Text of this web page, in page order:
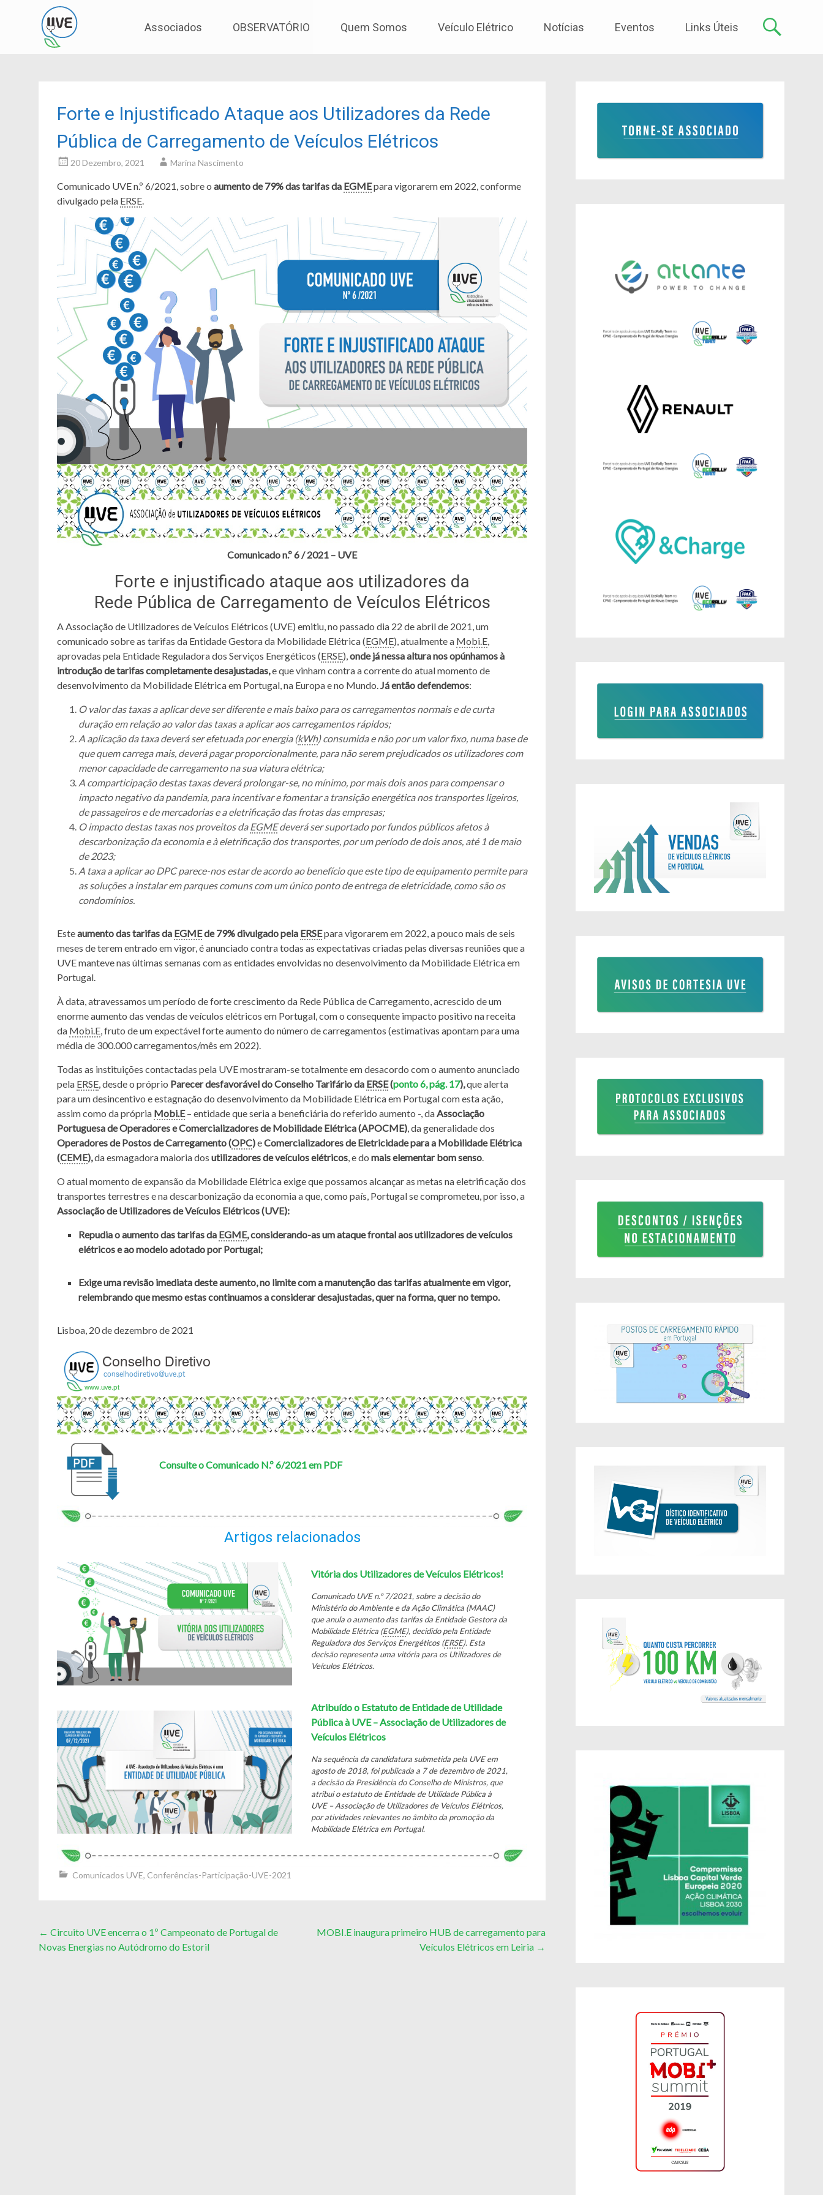
to
Associados OBSERVATÓRIO Quem Somos Veículo Elétrico Notícias Eventos Links Úteis
Forte e Injustificado Ataque aos Utilizadores da Rede
Pública de Carregamento de Veículos Elétricos
20 Dezembro, 2021 Marina Nascimento
Comunicado UVE n.º 6/2021, sobre o aumento de 79% das tarifas da EGMEpara vigorarem em 2022, conforme
divulgado pela ERSE.
Comunicado n.º 6 / 2021 – UVE
Forte e injustificado ataque aos utilizadores da
Rede Pública de Carregamento de Veículos Elétricos
A Associação de Utilizadores de Veículos Elétricos (UVE) emitiu, no passado dia 22 de abril de 2021, um
comunicado sobre as tarifas da Entidade Gestora da Mobilidade Elétrica (EGME), atualmente a Mobi.E,
aprovadas pela Entidade Reguladora dos Serviços Energéticos (ERSE),onde já nessa altura nos opúnhamos à
introdução de tarifas completamente desajustadas,e que vinham contra a corrente do atual momento de
desenvolvimento da Mobilidade Elétrica em Portugal, na Europa e no Mundo.Já então defendemos:
O valor das taxas a aplicar deve ser diferente e mais baixo para os carregamentos normais e de curta
duração em relação ao valor das taxas a aplicar aos carregamentos rápidos;
A aplicação da taxa deverá ser efetuada por energia (kWh) consumida e não por um valor fixo, numa base de
que quem carrega mais, deverá pagar proporcionalmente, para não serem prejudicados os utilizadores com
menor capacidade de carregamento na sua viatura elétrica;
A comparticipação destas taxas deverá prolongar-se, no mínimo, por mais dois anos para compensar o
impacto negativo da pandemia, para incentivar e fomentar a transição energética nos transportes ligeiros,
de passageiros e de mercadorias e a eletrificação das frotas das empresas;
O impacto destas taxas nos proveitos daEGMEdeverá ser suportado por fundos públicos afetos à
descarbonização da economia e à eletrificação dos transportes, por um período de dois anos, até 1 de maio
de 2023;
A taxa a aplicar ao DPC parece-nos estar de acordo ao benefício que este tipo de equipamento permite para
as soluções a instalar em parques comuns com um único ponto de entrega de eletricidade, como são os
condomínios.
Esteaumento das tarifas da EGMEde 79% divulgado pela ERSEpara vigorarem em 2022, a pouco mais de seis
meses de terem entrado em vigor, é anunciado contra todas as expectativas criadas pelas diversas reuniões que a
UVE manteve nas últimas semanas com as entidades envolvidas no desenvolvimento da Mobilidade Elétrica em
Portugal.
À data, atravessamos um período de forte crescimento da Rede Pública de Carregamento, acrescido de um
enorme aumento das vendas de veículos elétricos em Portugal, com o consequente impacto positivo na receita
da Mobi.E, fruto de um expectável forte aumento do número de carregamentos (estimativas apontam para uma
média de 300.000 carregamentos/mês em 2022).
Todas as instituições contactadas pela UVE mostraram-se totalmente em desacordo com o aumento anunciado
pela ERSE, desde o próprio Parecer desfavorável do Conselho Tarifário da ERSE(ponto 6, pág. 17),que alerta
para um desincentivo e estagnação do desenvolvimento da Mobilidade Elétrica em Portugal com esta ação,
assim como da própria Mobi.E – entidade que seria a beneficiária do referido aumento -, daAssociação
Portuguesa de Operadores e Comercializadores de Mobilidade Elétrica (APOCME), da generalidade dos
Operadores de Postos de Carregamento (OPC)eComercializadores de Eletricidade para a Mobilidade Elétrica
(CEME),da esmagadora maioria dos utilizadores de veículos elétricos, e do mais elementar bom senso.
O atual momento de expansão da Mobilidade Elétrica exige que possamos alcançar as metas na eletrificação dos
transportes terrestres e na descarbonização da economia a que, como país, Portugal se comprometeu, por isso, a
Associação de Utilizadores de Veículos Elétricos (UVE):
Repudia o aumento das tarifas da EGME, considerando-as um ataque frontal aos utilizadores de veículos
elétricos e ao modelo adotado por Portugal;
Exige uma revisão imediata deste aumento, no limite com a manutenção das tarifas atualmente em vigor,
relembrando que mesmo estas continuamos a considerar desajustadas, quer na forma, quer no tempo.
Lisboa, 20 de dezembro de 2021
Consulte o Comunicado N.º 6/2021 em PDF
Artigos relacionados
Vitória dos Utilizadores de Veículos Elétricos!
Comunicado UVE n.º 7/2021, sobre a decisão do
Ministério do Ambiente e da Ação Climática (MAAC)
que anula o aumento das tarifas da Entidade Gestora da
Mobilidade Elétrica (EGME), decidido pela Entidade
Reguladora dos Serviços Energéticos (ERSE). Esta
decisão representa uma vitória para os Utilizadores de
Veículos Elétricos.
Atribuído o Estatuto de Entidade de Utilidade
Pública à UVE – Associação de Utilizadores de
Veículos Elétricos
Na sequência da candidatura submetida pela UVE em
agosto de 2018, foi publicada a 7 de dezembro de 2021,
a decisão da Presidência do Conselho de Ministros, que
atribui o estatuto de Entidade de Utilidade Pública à
UVE – Associação de Utilizadores de Veículos Elétricos,
por atividades relevantes no âmbito da promoção da
Mobilidade Elétrica em Portugal.
Comunicados UVE, Conferências-Participação-UVE-2021
Post
navigation
← Circuito UVE encerra o 1º Campeonato de Portugal de
Novas Energias no Autódromo do Estoril
MOBI.E inaugura primeiro HUB de carregamento para
Veículos Elétricos em Leiria →